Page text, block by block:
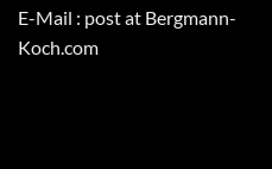
E-Mail : post at Bergmann-
Koch.com